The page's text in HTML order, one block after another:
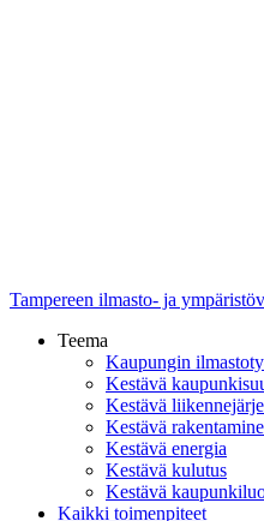
Tampereen ilmasto- ja
Teema
Kaupungin
Kestävä
Kestävä
Kestävä
Kestävä energia
Kestävä kulutus
Kestävä
Kaikki toimenpiteet